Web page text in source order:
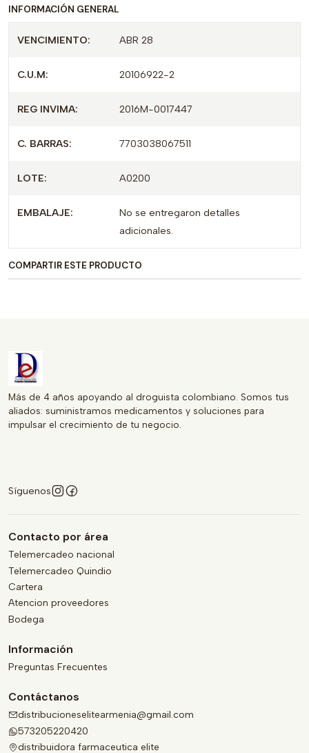
LAPROFF ayuda a reducir la duración y severidad de los
convierten en una opción preferida para quienes buscan
Además, su cumplimiento con las normativas de calidad
INVIMA, lo que certifica su legalidad y efectividad en el
confiable y accesible.
Con su presentación de 50 tabletas, ACICLOVIR 800 MG
es una opción conveniente para un tratamiento
prolongado, asegurando que siempre esté disponible
cuando más lo necesite. Protéjase de los virus y mejore su
INFORMACIÓN GENERAL
VENCIMIENTO: ABR 28
C.U.M: 20106922-2
REG INVIMA: 2016M-0017447
C. BARRAS: 7703038067511
LOTE: A0200
EMBALAJE:
No se entregaron detalles
adicionales.
COMPARTIR ESTE PRODUCTO
Más de 4 años apoyando al droguista colombiano. Somos tus
aliados: suministramos medicamentos y soluciones para
impulsar el crecimiento de tu negocio.
Síguenos
Contacto por área
Telemercadeo nacional
Telemercadeo Quindio
Cartera
Atencion proveedores
Bodega
Información
Preguntas Frecuentes
Contáctanos
distribucioneselitearmenia@gmail.com
573205220420
distribuidora farmaceutica elite